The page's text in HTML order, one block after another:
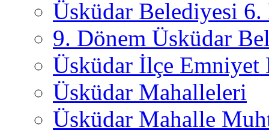
Üsküdar Belediyesi 6.
9. Dönem Üsküdar
Üsküdar İlçe
Üsküdar Mahalleleri
Üsküdar Mahalle